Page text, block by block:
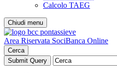
Calcolo TAEG
Chiudi menu
Area Riservata SociBanca Online
Cerca